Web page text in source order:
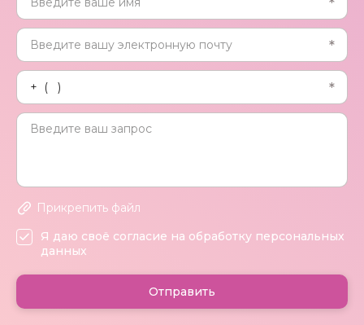
Прикрепить файл
Я даю своё согласие на обработку персональных
данных
Отправить